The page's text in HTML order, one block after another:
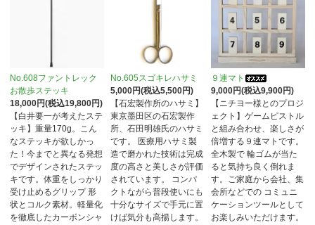
No.608ファントレック
お散歩ステッキ
18,000円(税込19,800円)
【白井要一が考えたステ
ッキ】重量170g。こん
なステッキが欲しかっ
た！今までと異なる発想
でデザインされたステッ
キです。体重をしっかり
受け止めるグリップ 形
状とコルク素材。軽量化
を徹底したカーボンシャ
No.605スゴキレハサミ
5,000円(税込5,500円)
【石宏製作所のハサミ】
東京墨田区の石宏製作
所、石田明雄氏のハサミ
です。 医療用ハサミ製
造で磨かれた技術は完成
度の高さと美しさが評価
されています。 コンパ
クトながら普段使いにも
十分なサイズで手元に置
けば気分も高揚します。
９連マト
9,000円(税込9,900円)
【ニチヨー様とのプロジ
ェクト】ゲームピストル
と組み合わせ、楽しさが
倍増する９連マトです。
全木製で 輪ゴムが当た
ると気持ち良く倒れま
す。ご家庭から会社、集
会所などでの コミュニ
ケーションツールとして
お楽しみいただけます。